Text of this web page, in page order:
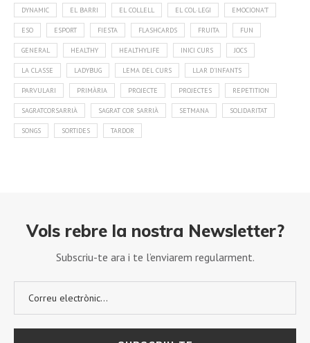
DYNAMIC EL BARRI EL COLLELL EL COL·LEGI EMOCIONA'T
ESO ESPORT FIESTA FLASHCARDS FRUITA FUN
GENERAL HEALTHY HEALTHYLIFE INICI CURS JOCS
LA CLASSE LADYBUG LEMA DEL CURS LLAR D'INFANTS
PARVULARI PRIMÀRIA PROJECTE PROJECTES REPETITION
SAGRATCORSARRIÀ SAGRAT COR SARRIÀ SETMANA SOLIDARITAT
SONGS SORTIDES TARDOR
Vols rebre la nostra Newsletter?
Subscriu-te ara i te l’enviarem regularment.